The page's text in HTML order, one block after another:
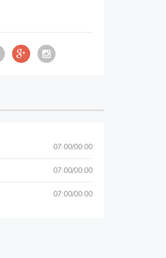
07:00/00:00
07:00/00:00
07:00/00:00